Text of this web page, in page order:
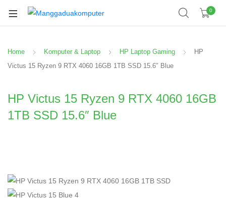
0
Home Komputer & Laptop HP Laptop Gaming
HP
Victus 15 Ryzen 9 RTX 4060 16GB 1TB SSD 15.6″ Blue
HP Victus 15 Ryzen 9 RTX 4060 16GB
1TB SSD 15.6″ Blue